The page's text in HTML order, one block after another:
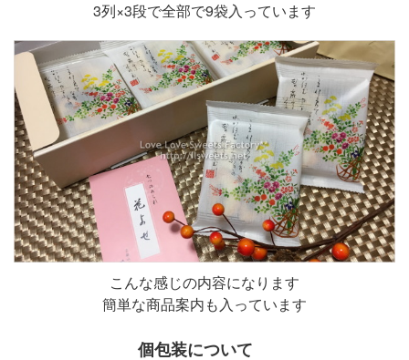
3列×3段で全部で9袋入っています
こんな感じの内容になります
簡単な商品案内も入っています
個包装について